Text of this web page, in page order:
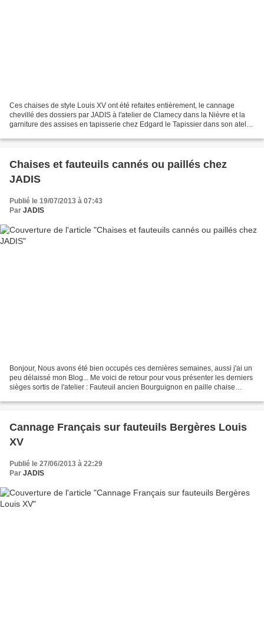
Ces chaises de style Louis XV ont été refaites entièrement, le cannage
chevillé des dossiers par JADIS à l'atelier de Clamecy dans la Nièvre et la
garniture des assises en tapisserie chez Edgard le Tapissier dans son atelier
Chaises et fauteuils cannés ou paillés chez
JADIS
Publié le 19/07/2013 à 07:43
Par JADIS
Bonjour, Nous avons été bien occupés ces dernières semaines, aussi j'ai un
peu délaissé mon Blog... Me voici de retour pour vous présenter les derniers
sièges sortis de l'atelier : Fauteuil ancien Bourguignon en paille chaise
Cannage Français sur fauteuils Bergères Louis
XV
Publié le 27/06/2013 à 22:29
Par JADIS